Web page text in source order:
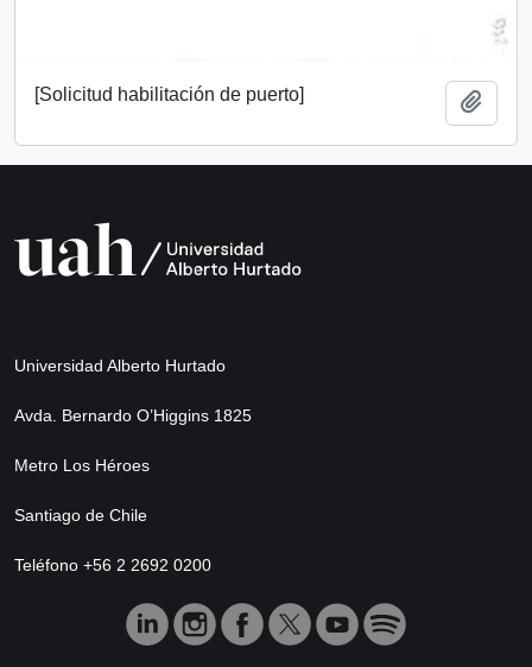
[Solicitud habilitación de puerto]
Universidad Alberto Hurtado
Avda. Bernardo O’Higgins 1825
Metro Los Héroes
Santiago de Chile
Teléfono +56 2 2692 0200